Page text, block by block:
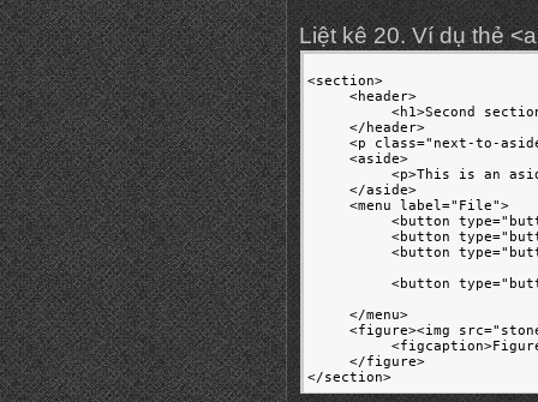
Liệt kê 20. Ví dụ thẻ
<section>
     <header>
<h1>Second
     </header>
<p class="next-to-
     <aside>
<p>This is an
     </aside>
     <menu label="File">
<button
<button
<button
<button
     </menu>
<figure><img
     </figure>
</section>